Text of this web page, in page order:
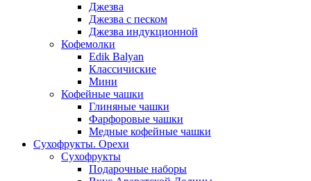
Джезва
Джезва с песком
Джезва индукционной
Кофемолки
Edik Balyan
Классичиские
Мини
Кофейные чашки
Глиняные чашки
Фарфоровые чашки
Медные кофейные чашки
Сухофрукты. Орехи
Сухофрукты
Подарочные наборы